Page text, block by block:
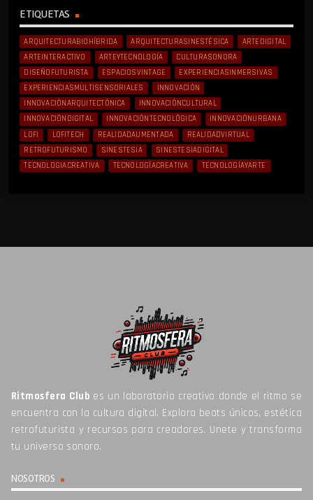
ETIQUETAS
ARQUITECTURABIOHÍBRIDA ARQUITECTURASINESTÉSICA
ARTEDIGITAL
ARTEINTERACTIVO
ARTEYTECNOLOGÍA
CULTURASONORA
DISEÑOFUTURISTA
ESPACIOSVINTAGE
EXPERIENCIASINMERSIVAS
EXPERIENCIASMULTISENSORIALES
INNOVACIÓN
INNOVACIÓNARQUITECTÓNICA
INNOVACIÓNCULTURAL
INNOVACIÓNDIGITAL
INNOVACIÓNTECNOLÓGICA
INNOVACIÓNURBANA
LOFI
LOFITECH REALIDADAUMENTADA
REALIDADVIRTUAL
RETROFUTURISMO
SINESTESIA
SINESTESIADIGITAL
TECNOLOGIACREATIVA
TECNOLOGÍACREATIVA TECNOLOGÍAYARTE
Ritmosfera Club es un laboratorio creativo donde el ritmo se
encuentra con la cultura digital. Explora beats únicos, estética
retrofuturista y recursos para creadores. Unete y transforma
tu universo sonoro.
NOSOTROS